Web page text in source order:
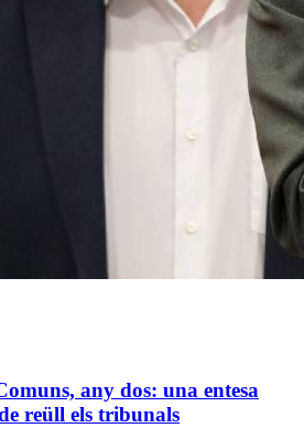
any dos: una entesa
reüll els tribunals